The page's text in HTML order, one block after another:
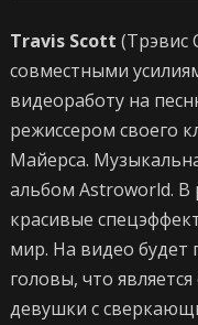
Travis Scott (Трэвис
совместными
видеоработу на
режиссером своего
Майерса.
альбом Astroworld. В
красивые
мир. На видео будет
головы, что
девушки с